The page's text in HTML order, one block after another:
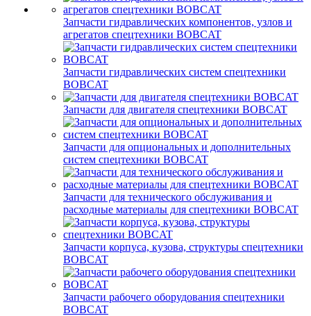
Запчасти гидравлических компонентов, узлов и
агрегатов спецтехники BOBCAT
Запчасти гидравлических систем спецтехники
BOBCAT
Запчасти для двигателя спецтехники BOBCAT
Запчасти для опциональных и дополнительных
систем спецтехники BOBCAT
Запчасти для технического обслуживания и
расходные материалы для спецтехники BOBCAT
Запчасти корпуса, кузова, структуры спецтехники
BOBCAT
Запчасти рабочего оборудования спецтехники
BOBCAT